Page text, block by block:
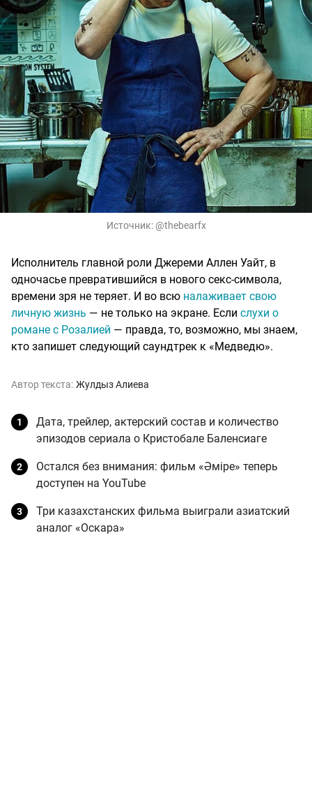
Источник: @thebearfx
Исполнитель главной роли Джереми Аллен Уайт, в
одночасье превратившийся в нового секс-символа,
времени зря не теряет. И во всю налаживает свою
личную жизнь — не только на экране. Если слухи о
романе с Розалией — правда, то, возможно, мы знаем,
кто запишет следующий саундтрек к «Медведю».
Автор текста: Жулдыз Алиева
Дата, трейлер, актерский состав и количество
эпизодов сериала о Кристобале Баленсиаге
Остался без внимания: фильм «Әміре» теперь
доступен на YouTube
Три казахстанских фильма выиграли азиатский
аналог «Оскара»